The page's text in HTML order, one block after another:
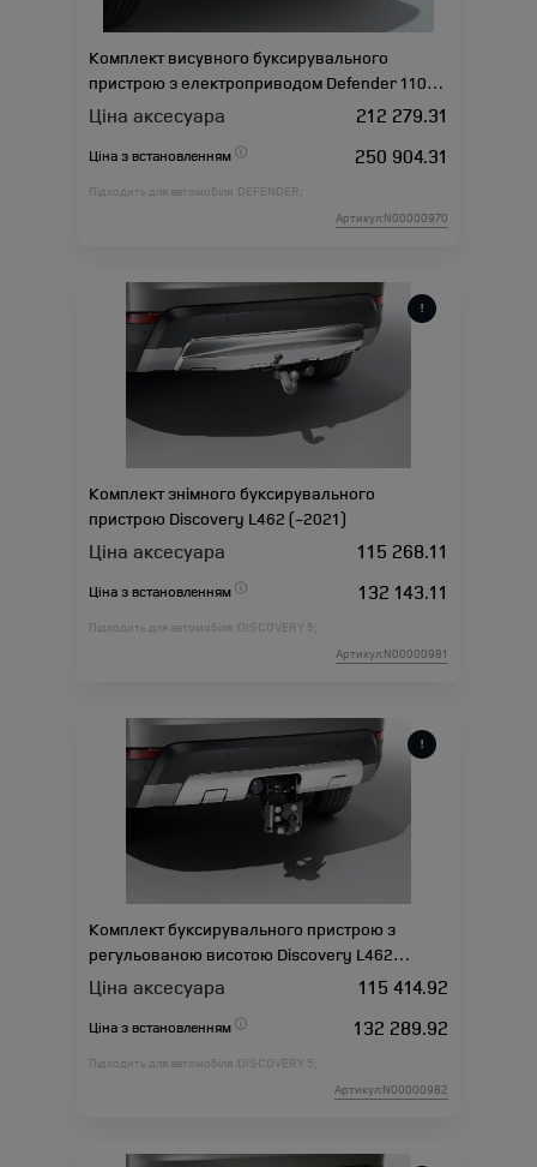
Комплект висувного буксирувального
пристрою з електроприводом Defender 110
L663
Ціна аксесуара 212 279.31
Ціна з встановленням 250 904.31
Підходить для автомобіля : DEFENDER;
Артикул:N00000970
Комплект знімного буксирувального
пристрою Discovery L462 (-2021)
Ціна аксесуара 115 268.11
Ціна з встановленням 132 143.11
Підходить для автомобіля : DISCOVERY 5;
Артикул:N00000981
Комплект буксирувального пристрою з
регульованою висотою Discovery L462
(-2021)
Ціна аксесуара 115 414.92
Ціна з встановленням 132 289.92
Підходить для автомобіля : DISCOVERY 5;
Артикул:N00000982